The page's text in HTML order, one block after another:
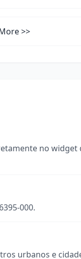
>>
no widget
000.
urbanos e